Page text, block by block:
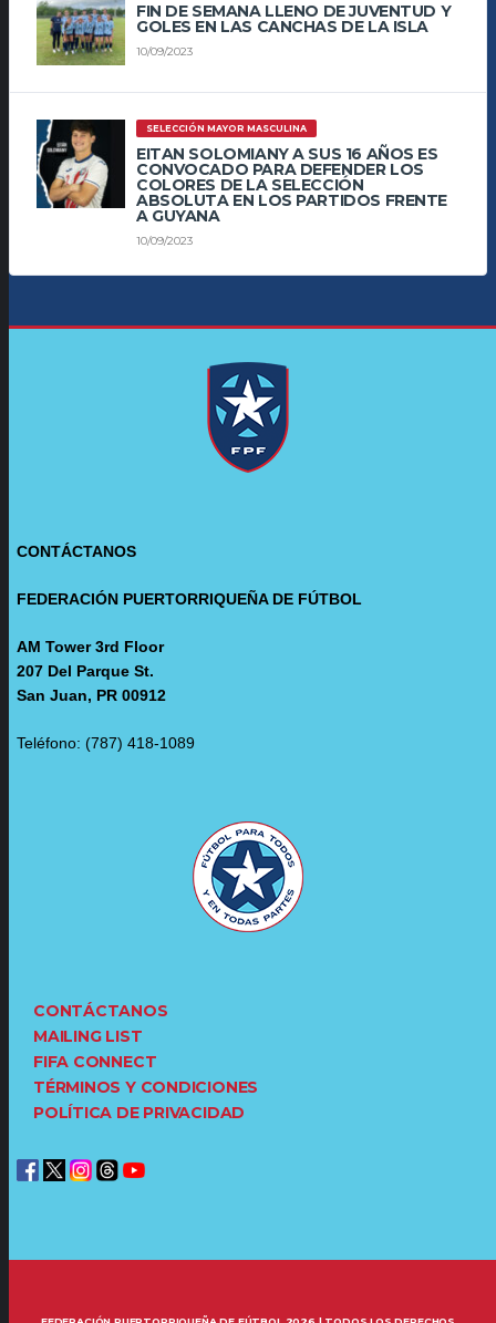
FIN DE SEMANA LLENO DE JUVENTUD Y
GOLES EN LAS CANCHAS DE LA ISLA
10/09/2023
SELECCIÓN MAYOR MASCULINA
EITAN SOLOMIANY A SUS 16 AÑOS ES
CONVOCADO PARA DEFENDER LOS
COLORES DE LA SELECCIÓN
ABSOLUTA EN LOS PARTIDOS FRENTE
A GUYANA
10/09/2023
CONTÁCTANOS
FEDERACIÓN PUERTORRIQUEÑA DE FÚTBOL
AM Tower 3rd Floor
207 Del Parque St.
San Juan, PR 00912
Teléfono: (787) 418-1089
CONTÁCTANOS
MAILING LIST
FIFA CONNECT
TÉRMINOS Y CONDICIONES
POLÍTICA DE PRIVACIDAD